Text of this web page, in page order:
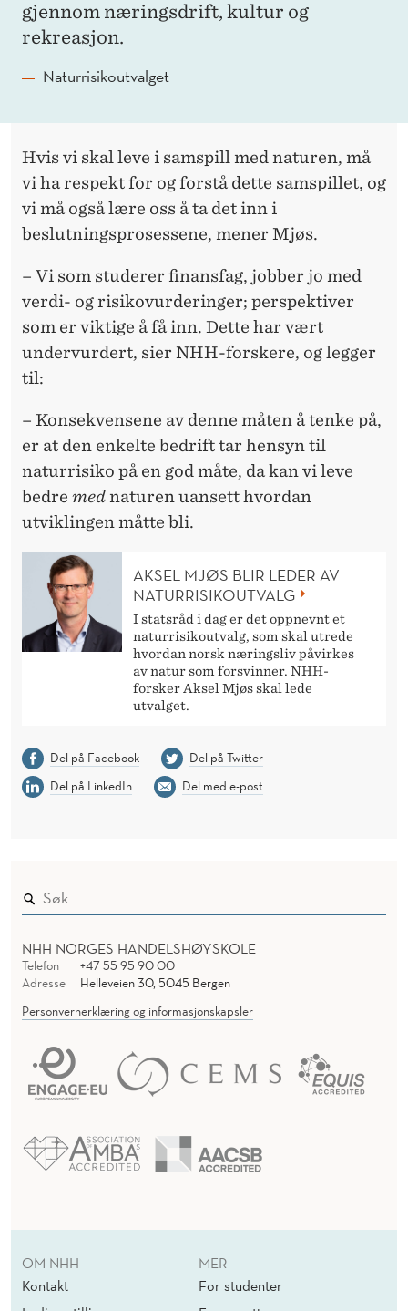
gjennom næringsdrift, kultur og
rekreasjon.
Naturrisikoutvalget
Hvis vi skal leve i samspill med naturen, må
vi ha respekt for og forstå dette samspillet, og
vi må også lære oss å ta det inn i
beslutningsprosessene, mener Mjøs.
– Vi som studerer finansfag, jobber jo med
verdi- og risikovurderinger; perspektiver
som er viktige å få inn. Dette har vært
undervurdert, sier NHH-forskere, og legger
til:
– Konsekvensene av denne måten å tenke på,
er at den enkelte bedrift tar hensyn til
naturrisiko på en god måte, da kan vi leve
bedre mednaturen uansett hvordan
utviklingen måtte bli.
AKSEL MJØS BLIR LEDER AV
NATURRISIKOUTVALG
I statsråd i dag er det oppnevnt et
naturrisikoutvalg, som skal utrede
hvordan norsk næringsliv påvirkes
av natur som forsvinner. NHH-
forsker Aksel Mjøs skal lede
utvalget.
Del på Facebook
Del på Twitter
Del på LinkedIn
Del med e-post
NHH NORGES HANDELSHØYSKOLE
Telefon
+47 55 95 90 00
Adresse
Helleveien 30, 5045 Bergen
Personvernerklæring og informasjonskapsler
OM NHH
Kontakt
MER
For studenter